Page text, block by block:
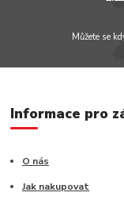
Můžete se
Informace pro
O nás
Jak nakupovat